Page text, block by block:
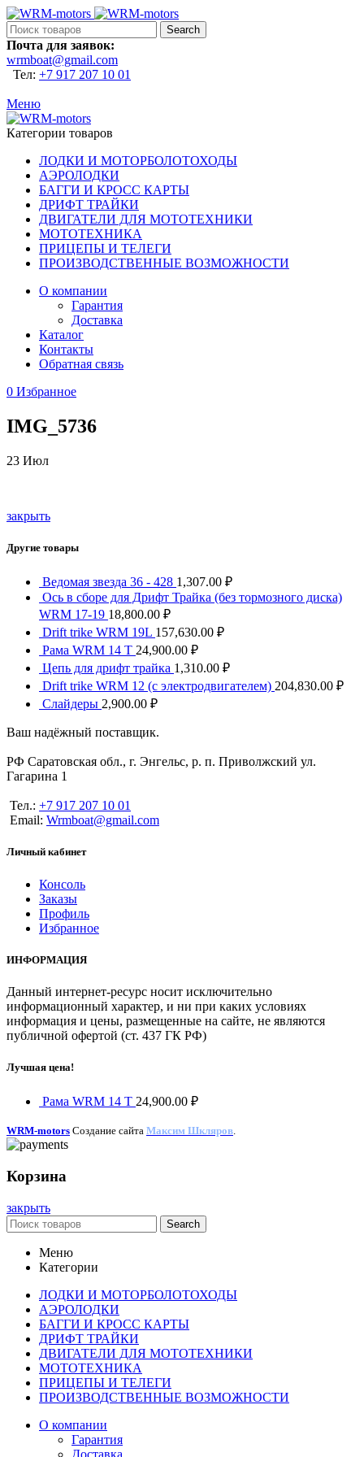
Search
Почта для заявок:
wrmboat@gmail.com
Тел: +7 917 207 10 01
Меню
Категории товаров
ЛОДКИ И МОТОРБОЛОТОХОДЫ
АЭРОЛОДКИ
БАГГИ И КРОСС КАРТЫ
ДРИФТ ТРАЙКИ
ДВИГАТЕЛИ ДЛЯ МОТОТЕХНИКИ
МОТОТЕХНИКА
ПРИЦЕПЫ И ТЕЛЕГИ
ПРОИЗВОДСТВЕННЫЕ ВОЗМОЖНОСТИ
О компании
Гарантия
Доставка
Каталог
Контакты
Обратная связь
0 Избранное
IMG_5736
23 Июл
закрыть
Другие товары
Ведомая звезда 36 - 428 1,307.00 ₽
Ось в сборе для Дрифт Трайка (без тормозного диска)
WRM 17-19 18,800.00 ₽
Drift trike WRM 19L 157,630.00 ₽
Рама WRM 14 T 24,900.00 ₽
Цепь для дрифт трайка 1,310.00 ₽
Drift trike WRM 12 (с электродвигателем) 204,830.00 ₽
Слайдеры 2,900.00 ₽
Ваш надёжный поставщик.
РФ Саратовская обл., г. Энгельс, р. п. Приволжский ул.
Гагарина 1
Тел.: +7 917 207 10 01
Email: Wrmboat@gmail.com
Личный кабинет
Консоль
Заказы
Профиль
Избранное
ИНФОРМАЦИЯ
Данный интернет-ресурс носит исключительно
информационный характер, и ни при каких условиях
информация и цены, размещенные на сайте, не являются
публичной офертой (ст. 437 ГК РФ)
Лучшая цена!
Рама WRM 14 T 24,900.00 ₽
WRM-motors Создание сайта Максим Шкляров.
Корзина
закрыть
Search
Меню
Категории
ЛОДКИ И МОТОРБОЛОТОХОДЫ
АЭРОЛОДКИ
БАГГИ И КРОСС КАРТЫ
ДРИФТ ТРАЙКИ
ДВИГАТЕЛИ ДЛЯ МОТОТЕХНИКИ
МОТОТЕХНИКА
ПРИЦЕПЫ И ТЕЛЕГИ
ПРОИЗВОДСТВЕННЫЕ ВОЗМОЖНОСТИ
О компании
Гарантия
Доставка